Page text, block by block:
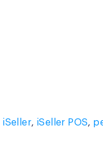
iSeller, iSeller POS,